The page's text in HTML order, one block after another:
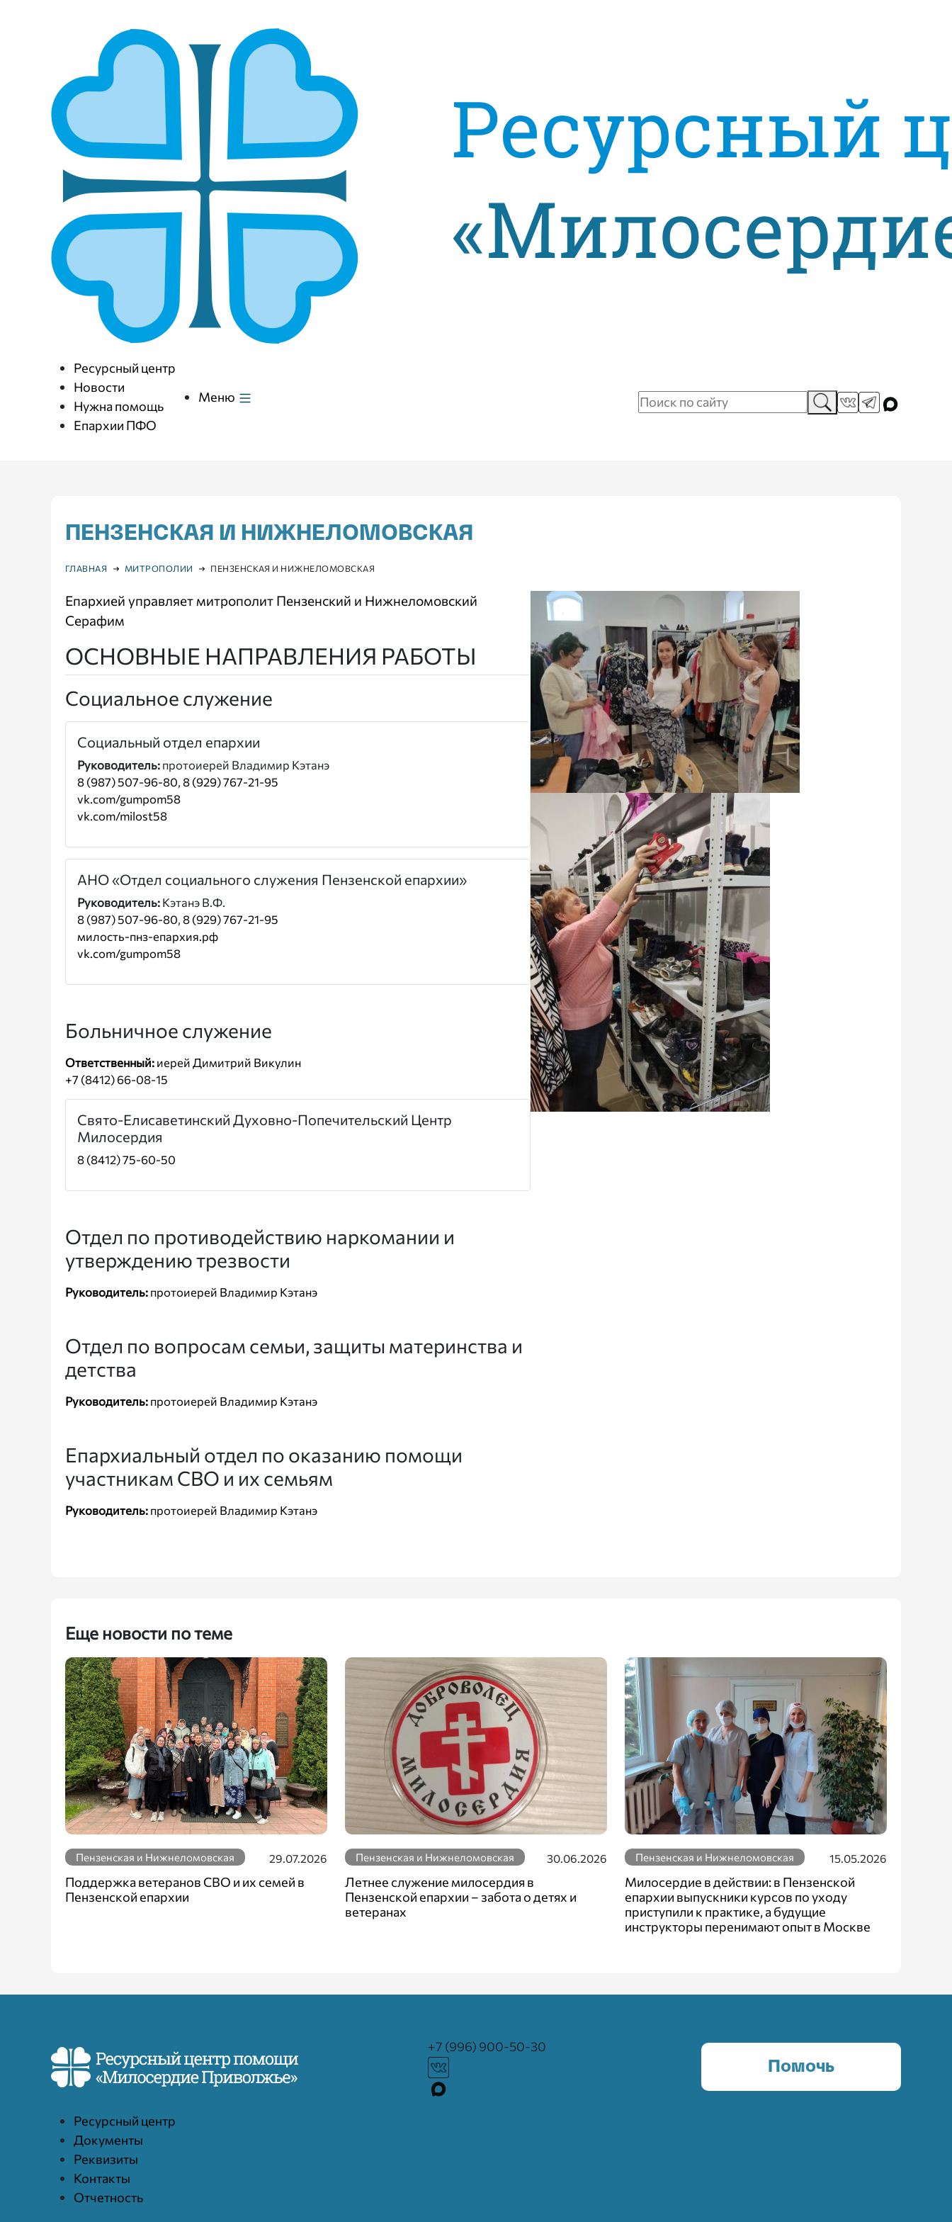
Ресурсный центр
Новости
Нужна помощь
Епархии ПФО
Меню
ПЕНЗЕНСКАЯ И НИЖНЕЛОМОВСКАЯ
ГЛАВНАЯ МИТРОПОЛИИ ПЕНЗЕНСКАЯ И НИЖНЕЛОМОВСКАЯ
Епархией управляет митрополит Пензенский и Нижнеломовский
Серафим
ОСНОВНЫЕ НАПРАВЛЕНИЯ РАБОТЫ
Социальное служение
Социальный отдел епархии
Руководитель: протоиерей Владимир Кэтанэ
8 (987) 507-96-80, 8 (929) 767-21-95
vk.com/gumpom58
vk.com/milost58
АНО «Отдел социального служения Пензенской епархии»
Руководитель: Кэтанэ В.Ф.
8 (987) 507-96-80, 8 (929) 767-21-95
милость-пнз-епархия.рф
vk.com/gumpom58
Больничное служение
Ответственный: иерей Димитрий Викулин
+7 (8412) 66-08-15
Свято-Елисаветинский Духовно-Попечительский Центр
Милосердия
8 (8412) 75-60-50
Отдел по противодействию наркомании и
утверждению трезвости
Руководитель: протоиерей Владимир Кэтанэ
Отдел по вопросам семьи, защиты материнства и
детства
Руководитель: протоиерей Владимир Кэтанэ
Епархиальный отдел по оказанию помощи
участникам СВО и их семьям
Руководитель: протоиерей Владимир Кэтанэ
Еще новости по теме
Пензенская и Нижнеломовская 29.07.2026
Поддержка ветеранов СВО и их семей в
Пензенской епархии
Пензенская и Нижнеломовская 30.06.2026
Летнее служение милосердия в
Пензенской епархии – забота о детях и
ветеранах
Пензенская и Нижнеломовская 15.05.2026
Милосердие в действии: в Пензенской
епархии выпускники курсов по уходу
приступили к практике, а будущие
инструкторы перенимают опыт в Москве
+7 (996) 900-50-30
Помочь
Ресурcный центр
Документы
Реквизиты
Контакты
Отчетность